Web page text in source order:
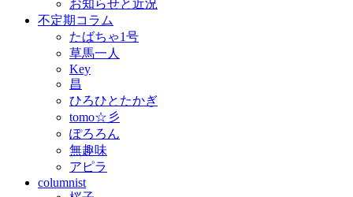
お知らせと近況
不定期コラム
たばちゃ1号
草馬一人
Key
昌
ひろひとたかぎ
tomo☆彡
ぽろろん
無趣味
アピラ
columnist